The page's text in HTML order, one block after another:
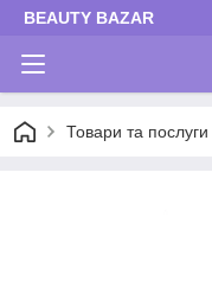
BEAUTY BAZAR
Товари та послуги